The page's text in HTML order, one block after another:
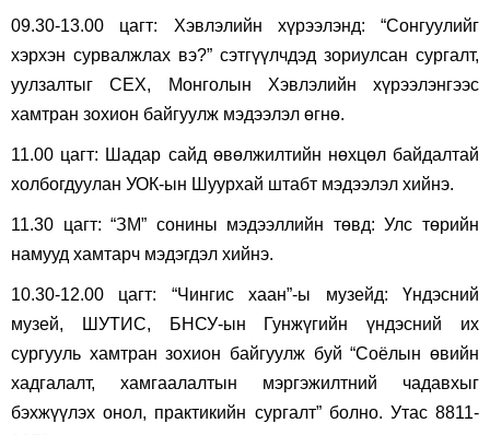
09.30-13.00 цагт: Хэвлэлийн хүрээлэнд: “Сонгуулийг
хэрхэн сурвалжлах вэ?” сэтгүүлчдэд зориулсан сургалт,
уулзалтыг СЕХ, Монголын Хэвлэлийн хүрээлэнгээс
хамтран зохион байгуулж мэдээлэл өгнө.
11.00 цагт: Шадар сайд өвөлжилтийн нөхцөл байдалтай
холбогдуулан УОК-ын Шуурхай штабт мэдээлэл хийнэ.
11.30 цагт: “ЗМ” сонины мэдээллийн төвд: Улс төрийн
намууд хамтарч мэдэгдэл хийнэ.
10.30-12.00 цагт: “Чингис хаан”-ы музейд: Үндэсний
музей, ШУТИС, БНСУ-ын Гунжүгийн үндэсний их
сургууль хамтран зохион байгуулж буй “Соёлын өвийн
хадгалалт, хамгаалалтын мэргэжилтний чадавхыг
бэхжүүлэх онол, практикийн сургалт” болно. Утас 8811-